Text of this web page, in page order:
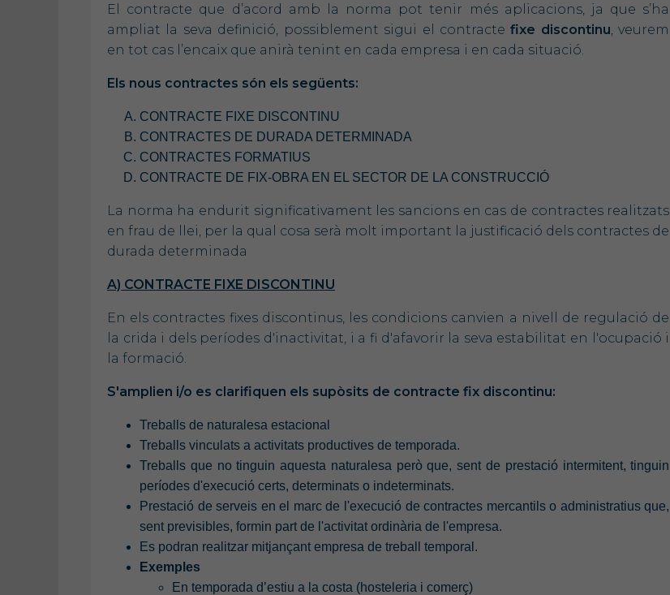
El contracte que d’acord amb la norma pot tenir més aplicacions, ja que s’ha
ampliat la seva definició, possiblement sigui el contractefixe discontinu , veurem
en tot cas l’encaix que anirà tenint en cada empresa i en cada situació.
Els nous contractes són els següents:
CONTRACTE FIXE DISCONTINU
CONTRACTES DE DURADA DETERMINADA
CONTRACTES FORMATIUS
CONTRACTE DE FIX-OBRA EN EL SECTOR DE LA CONSTRUCCIÓ
La norma ha endurit significativament les sancions en cas de contractes realitzats
en frau de llei, per la qual cosa serà molt important la justificació dels contractes de
durada determinada
A) CONTRACTE FIXE DISCONTINU
En els contractes fixes discontinus, les condicions canvien a nivell de regulació de
la crida i dels períodes d'inactivitat, i a fi d'afavorir la seva estabilitat en l'ocupació i
la formació.
S'amplien i/o es clarifiquen els supòsits de contracte fix discontinu:
Treballs de naturalesa estacional
Treballs vinculats a activitats productives de temporada.
Treballs que no tinguin aquesta naturalesa però que, sent de prestació intermitent, tinguin
períodes d'execució certs, determinats o indeterminats.
Prestació de serveis en el marc de l'execució de contractes mercantils o administratius que,
sent previsibles, formin part de l'activitat ordinària de l'empresa.
Es podran realitzar mitjançant empresa de treball temporal.
Exemples
En temporada d’estiu a la costa (hosteleria i comerç)